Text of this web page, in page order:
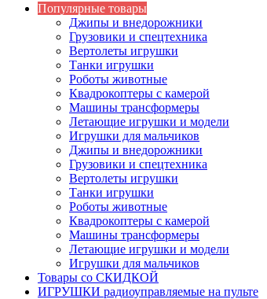
Популярные товары
Джипы и внедорожники
Грузовики и спецтехника
Вертолеты игрушки
Танки игрушки
Роботы животные
Квадрокоптеры с камерой
Машины трансформеры
Летающие игрушки и модели
Игрушки для мальчиков
Джипы и внедорожники
Грузовики и спецтехника
Вертолеты игрушки
Танки игрушки
Роботы животные
Квадрокоптеры с камерой
Машины трансформеры
Летающие игрушки и модели
Игрушки для мальчиков
Товары со СКИДКОЙ
ИГРУШКИ радиоуправляемые на пульте